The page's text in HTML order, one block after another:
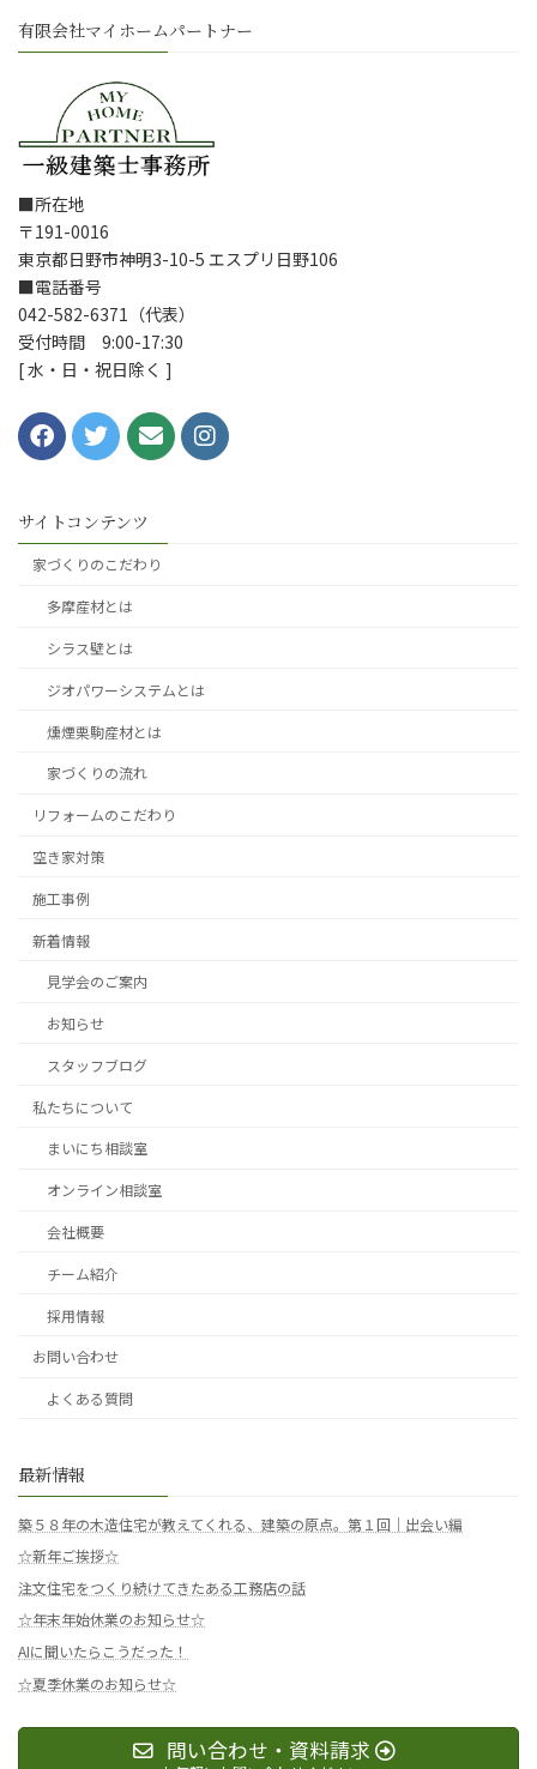
有限会社マイホームパートナー
■所在地
〒191-0016
東京都日野市神明3-10-5 エスプリ日野106
■電話番号
042-582-6371（代表）
受付時間 9:00-17:30
[ 水・日・祝日除く ]
サイトコンテンツ
家づくりのこだわり
多摩産材とは
シラス壁とは
ジオパワーシステムとは
燻煙栗駒産材とは
家づくりの流れ
リフォームのこだわり
空き家対策
施工事例
新着情報
見学会のご案内
お知らせ
スタッフブログ
私たちについて
まいにち相談室
オンライン相談室
会社概要
チーム紹介
採用情報
お問い合わせ
よくある質問
最新情報
築５８年の木造住宅が教えてくれる、建築の原点。第１回｜出会い編
☆新年ご挨拶☆
注文住宅をつくり続けてきたある工務店の話
☆年末年始休業のお知らせ☆
AIに聞いたらこうだった！
☆夏季休業のお知らせ☆
問い合わせ・資料請求